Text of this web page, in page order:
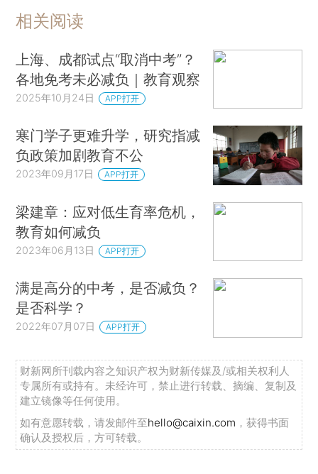
相关阅读
上海、成都试点“取消中考”？
各地免考未必减负｜教育观察
2025年10月24日 APP打开
寒门学子更难升学，研究指减
负政策加剧教育不公
2023年09月17日 APP打开
梁建章：应对低生育率危机，
教育如何减负
2023年06月13日 APP打开
满是高分的中考，是否减负？
是否科学？
2022年07月07日 APP打开
财新网所刊载内容之知识产权为财新传媒及/或相关权利人
专属所有或持有。未经许可，禁止进行转载、摘编、复制及
建立镜像等任何使用。
如有意愿转载，请发邮件至hello@caixin.com ，获得书面
确认及授权后，方可转载。